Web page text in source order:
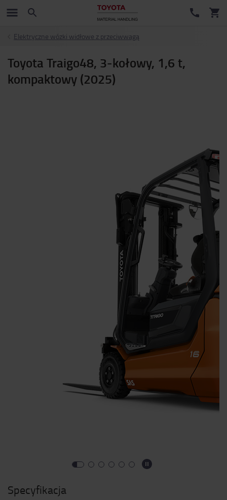
Elektryczne wózki widłowe z przeciwwagą
Toyota Traigo48, 3-kołowy, 1,6 t,
kompaktowy (2025)
Specyfikacja